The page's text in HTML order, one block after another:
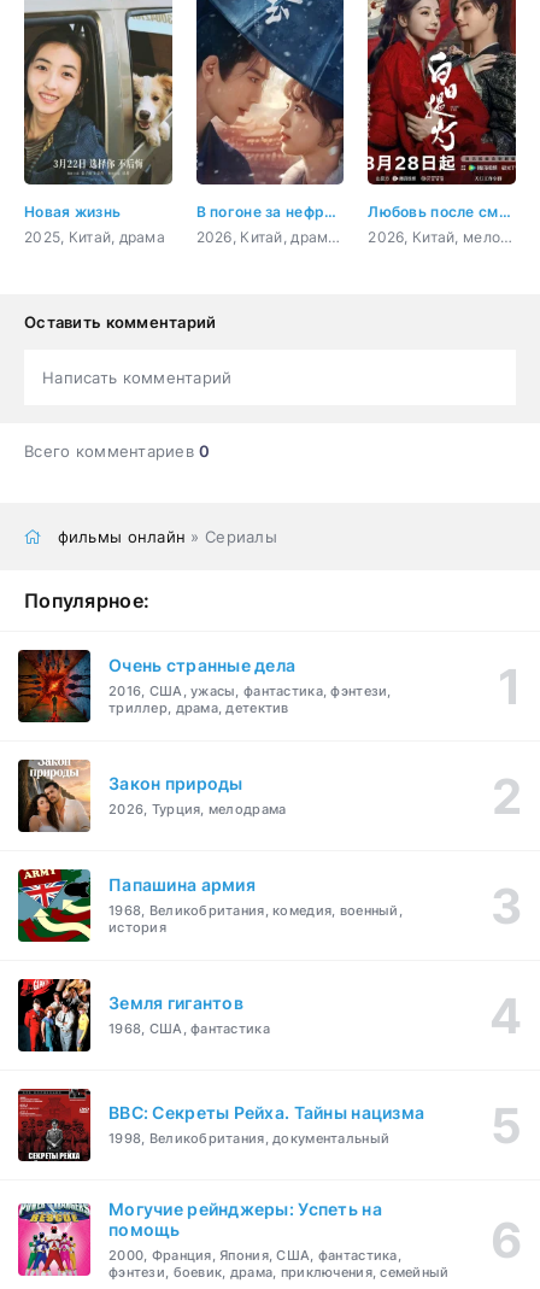
Новая жизнь
2025, Китай, драма
В погоне за нефритом
2026, Китай, драма, мелодрама
Любовь после смерти
2026, Китай, мелодрама, фэнтези
Оставить комментарий
Написать комментарий
Всего комментариев0
фильмы онлайн » Сериалы
Популярное:
Очень странные дела
2016, США, ужасы, фантастика, фэнтези,
триллер, драма, детектив
Закон природы
2026, Турция, мелодрама
Папашина армия
1968, Великобритания, комедия, военный,
история
Земля гигантов
1968, США, фантастика
BBC: Секреты Рейха. Тайны нацизма
1998, Великобритания, документальный
Могучие рейнджеры: Успеть на
помощь
2000, Франция, Япония, США, фантастика,
фэнтези, боевик, драма, приключения, семейный